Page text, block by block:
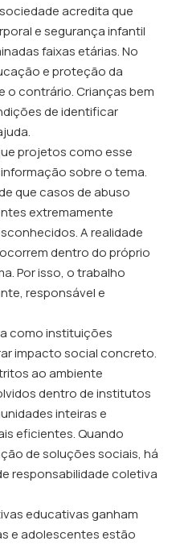
acredita que
e segurança infantil
faixas etárias. No
e proteção da
o contrário. Crianças bem
de identificar
projetos como esse
sobre o tema.
que casos de abuso
extremamente
A realidade
dentro do próprio
Por isso, o trabalho
responsável e
como instituições
impacto social concreto.
ao ambiente
dentro de institutos
inteiras e
eficientes. Quando
de soluções sociais, há
responsabilidade coletiva
educativas ganham
e adolescentes estão